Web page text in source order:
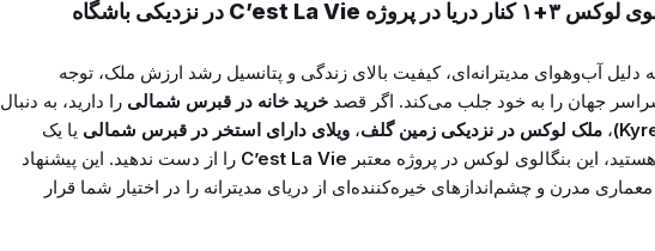
املاک قبرس شمالی: بنگالوی لوکس ۳+۱ کنار دریا در پروژه C’est La Vie در نزدیکی باشگاه
دلیل آب‌وهوای مدیترانه‌ای، کیفیت بالای زندگی و پتانسیل رشد ارزش ملک، توجه
جهان را به خود جلب می‌کند. اگر قصد خرید خانه در قبرس شمالی را دارید، به دنبال
، ملک لوکس در نزدیکی زمین گلف، ویلای دارای استخر در قبرس شمالی یا یک
این بنگالوی لوکس در پروژه معتبر C’est La Vie را از دست ندهید. این پیشنهاد
مدرن و چشم‌اندازهای خیره‌کننده‌ای از دریای مدیترانه را در اختیار شما قرار